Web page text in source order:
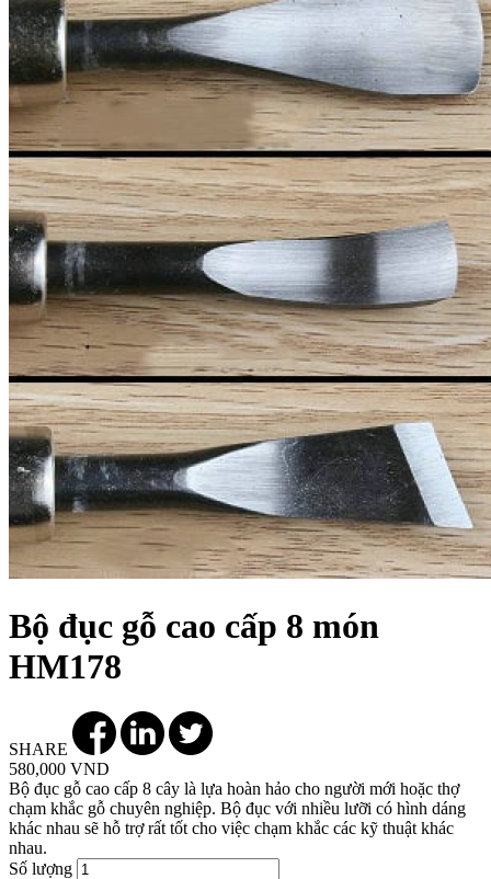
Bộ đục gỗ cao cấp 8 món
HM178
SHARE
580,000 VND
Bộ đục gỗ cao cấp 8 cây là lựa hoàn hảo cho người mới hoặc thợ
chạm khắc gỗ chuyên nghiệp. Bộ đục với nhiều lưỡi có hình dáng
khác nhau sẽ hỗ trợ rất tốt cho việc chạm khắc các kỹ thuật khác
nhau.
Số lượng